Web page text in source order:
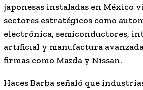
japonesas instaladas en México
sectores estratégicos como
electrónica, semiconductores,
artificial y manufactura
firmas como Mazda y Nissan.
Haces Barba señaló que